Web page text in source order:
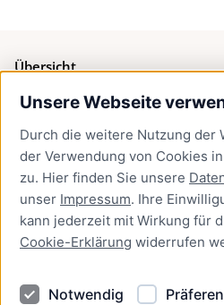
Unsere Webseite
Durch die weitere Nutzung der
der Verwendung von Cookies
zu. Hier finden Sie unsere
unser Impressum. Ihre
kann jederzeit mit Wirkung für
Cookie-Erklärung widerrufen
Notwendig
Übersicht
Bürgerservice
Presse
Newsletter Lübeck:kompakt
Kontakt
Kontakt
Datenschutzhinweise